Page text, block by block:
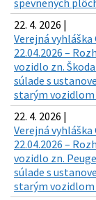
spevnených
22. 4. 2026 |
Verejná vyhláška
22.04.2026 –
vozidlo zn.
súlade s
starým vozidlom
22. 4. 2026 |
Verejná vyhláška
22.04.2026 –
vozidlo zn.
súlade s
starým vozidlom